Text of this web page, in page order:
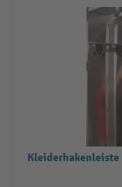
Kleiderhakenleiste